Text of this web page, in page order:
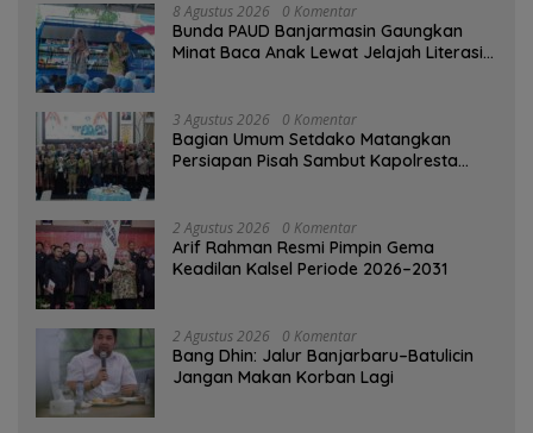
8 Agustus 2026 0 Komentar
Bunda PAUD Banjarmasin Gaungkan
Minat Baca Anak Lewat Jelajah Literasi
3 Agustus 2026 0 Komentar
Bagian Umum Setdako Matangkan
Persiapan Pisah Sambut Kapolresta
2 Agustus 2026 0 Komentar
Arif Rahman Resmi Pimpin Gema
Keadilan Kalsel Periode 2026–2031
2 Agustus 2026 0 Komentar
Bang Dhin: Jalur Banjarbaru–Batulicin
Jangan Makan Korban Lagi